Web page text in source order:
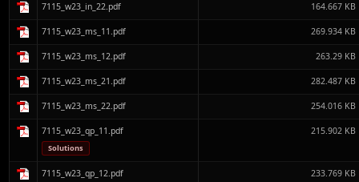
7115_w23_in_22.pdf 164.667 KB
7115_w23_ms_11.pdf 269.934 KB
7115_w23_ms_12.pdf 263.29 KB
7115_w23_ms_21.pdf 282.487 KB
7115_w23_ms_22.pdf 254.016 KB
7115_w23_qp_11.pdf
Solutions
215.902 KB
7115_w23_qp_12.pdf 233.769 KB